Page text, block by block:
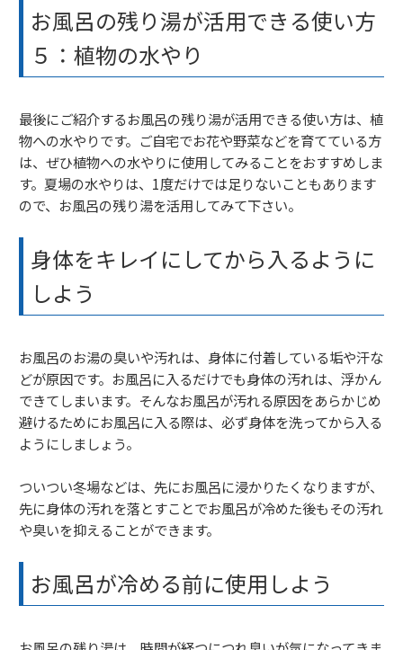
お風呂の残り湯が活用できる使い方
５：植物の水やり
最後にご紹介するお風呂の残り湯が活用できる使い方は、植
物への水やりです。ご自宅でお花や野菜などを育てている方
は、ぜひ植物への水やりに使用してみることをおすすめしま
す。夏場の水やりは、1度だけでは足りないこともあります
ので、お風呂の残り湯を活用してみて下さい。
身体をキレイにしてから入るように
しよう
お風呂のお湯の臭いや汚れは、身体に付着している垢や汗な
どが原因です。お風呂に入るだけでも身体の汚れは、浮かん
できてしまいます。そんなお風呂が汚れる原因をあらかじめ
避けるためにお風呂に入る際は、必ず身体を洗ってから入る
ようにしましょう。
ついつい冬場などは、先にお風呂に浸かりたくなりますが、
先に身体の汚れを落とすことでお風呂が冷めた後もその汚れ
や臭いを抑えることができます。
お風呂が冷める前に使用しよう